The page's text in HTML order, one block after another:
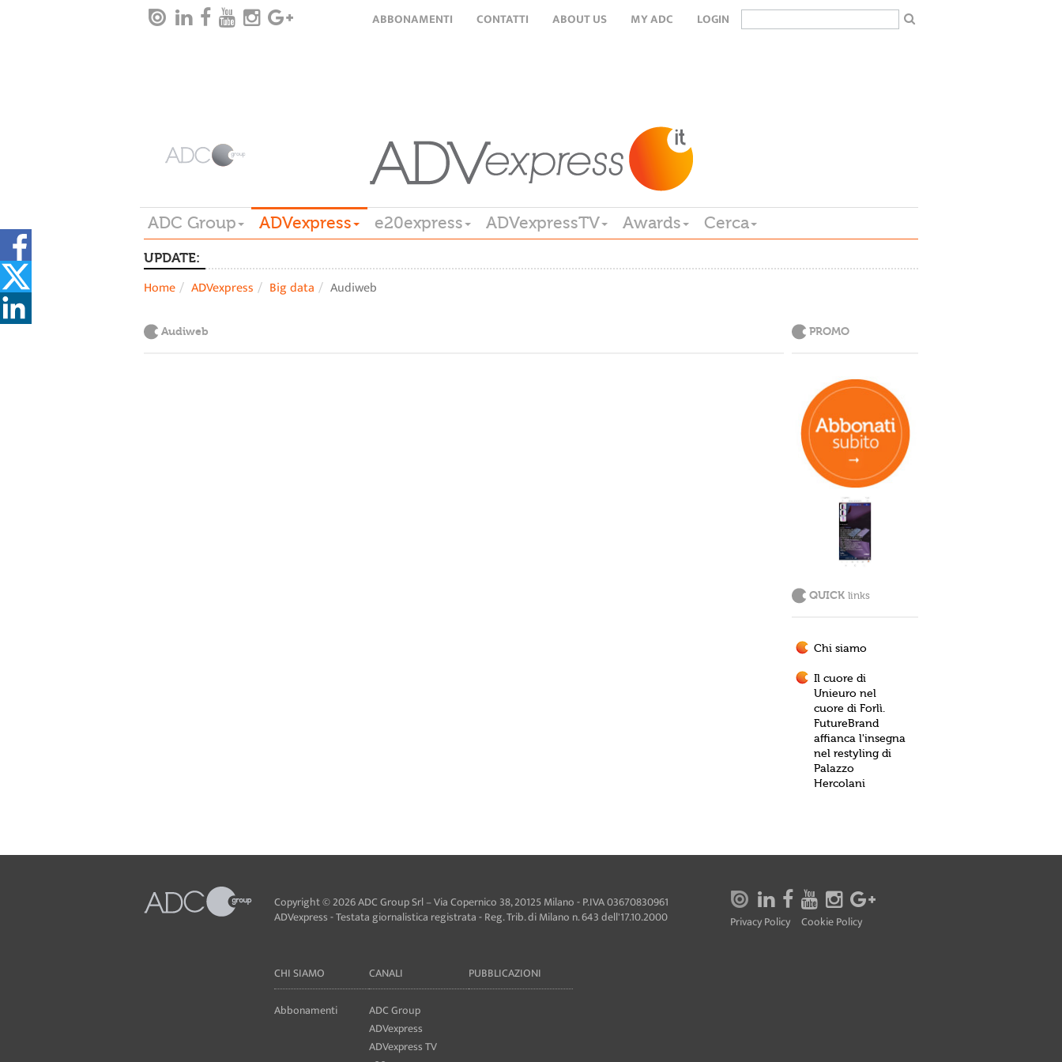
ABBONAMENTI CONTATTI ABOUT US MY ADC LOGIN
ADC Group ADVexpress e20express ADVexpressTV Awards Cerca
UPDATE:
Home ADVexpress Big data Audiweb
Audiweb PROMO
QUICK links
Chi siamo
Il cuore di
Unieuro nel
cuore di Forlì.
FutureBrand
affianca l'insegna
nel restyling di
Palazzo
Hercolani
Copyright © 2026 ADC Group Srl – Via Copernico 38, 20125 Milano - P.IVA 03670830961
ADVexpress - Testata giornalistica registrata - Reg. Trib. di Milano n. 643 dell'17.10.2000
CHI SIAMO
Abbonamenti
CANALI
ADC Group
ADVexpress
ADVexpress TV
PUBBLICAZIONI
Privacy Policy Cookie Policy